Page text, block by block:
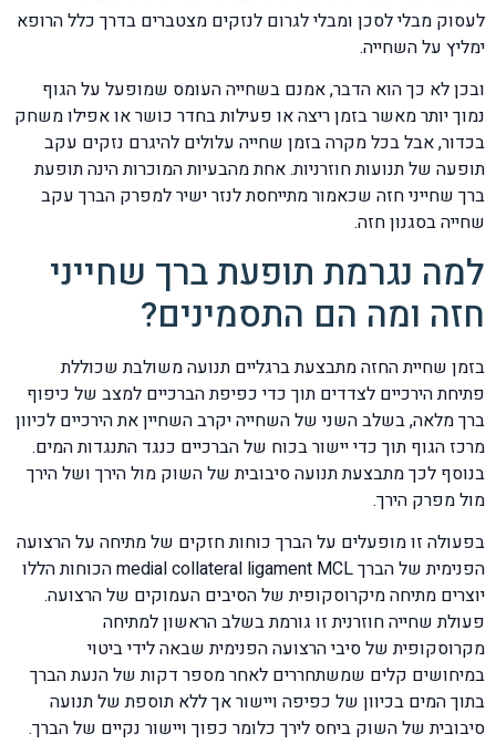
לעסוק מבלי לסכן ומבלי לגרום לנזקים מצטברים בדרך כלל הרופא
ימליץ על השחייה.
ובכן לא כך הוא הדבר, אמנם בשחייה העומס שמופעל על הגוף
נמוך יותר מאשר בזמן ריצה או פעילות בחדר כושר או אפילו משחק
בכדור, אבל בכל מקרה בזמן שחייה עלולים להיגרם נזקים עקב
תופעה של תנועות חוזרניות. אחת מהבעיות המוכרות הינה תופעת
ברך שחייני חזה שכאמור מתייחסת לנזר ישיר למפרק הברך עקב
שחייה בסגנון חזה.
למה נגרמת תופעת ברך שחייני
חזה ומה הם התסמינים?
בזמן שחיית החזה מתבצעת ברגליים תנועה משולבת שכוללת
פתיחת הירכיים לצדדים תוך כדי כפיפת הברכיים למצב של כיפוף
ברך מלאה, בשלב השני של השחייה יקרב השחיין את הירכיים לכיוון
מרכז הגוף תוך כדי יישור בכוח של הברכיים כנגד התנגדות המים.
בנוסף לכך מתבצעת תנועה סיבובית של השוק מול הירך ושל הירך
מול מפרק הירך.
בפעולה זו מופעלים על הברך כוחות חזקים של מתיחה על הרצועה
הפנימית של הברך medial collateral ligament MCL הכוחות הללו
יוצרים מתיחה מיקרוסקופית של הסיבים העמוקים של הרצועה.
פעולת שחייה חוזרנית זו גורמת בשלב הראשון למתיחה
מקרוסקופית של סיבי הרצועה הפנימית שבאה לידי ביטוי
במיחושים קלים שמשתחררים לאחר מספר דקות של הנעת הברך
בתוך המים בכיוון של כפיפה ויישור אך ללא תוספת של תנועה
סיבובית של השוק ביחס לירך כלומר כפוך ויישור נקיים של הברך.